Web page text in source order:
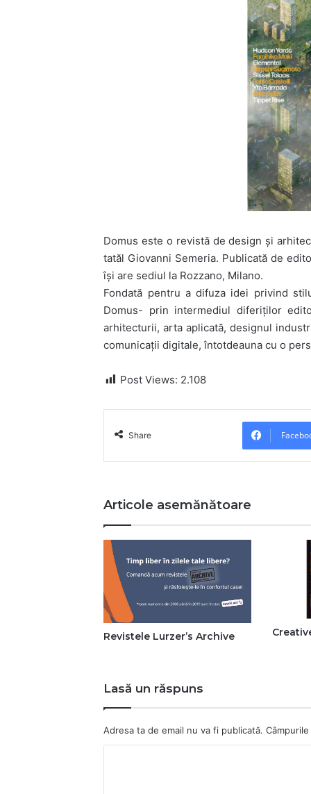
Domus este o revistă de design și
tatăl Giovanni Semeria. Publicată de
își are sediul la Rozzano, Milano.
Fondată pentru a difuza idei privind
Domus- prin intermediul diferiților
arhitecturii, arta aplicată, designul
comunicații digitale, întotdeauna cu o
Post Views: 2.108
Share
Articole asemănătoare
Revistele Lurzer’s Archive
Lasă un răspuns
Adresa ta de email nu va fi publicată.